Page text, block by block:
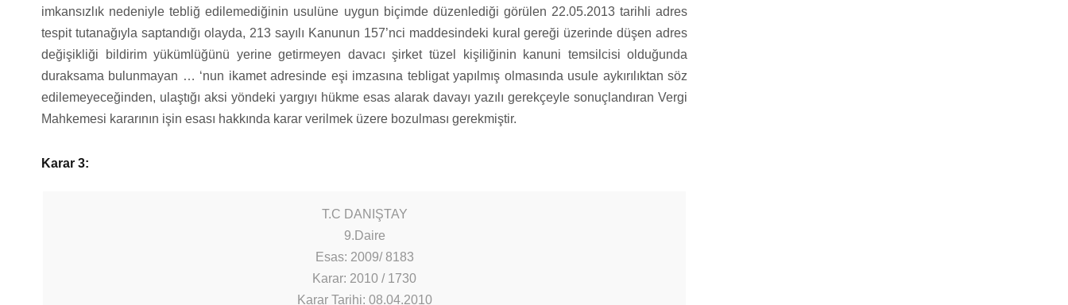
imkansızlık nedeniyle tebliğ edilemediğinin usulüne uygun biçimde düzenlediği görülen 22.05.2013 tarihli adres
tespit tutanağıyla saptandığı olayda, 213 sayılı Kanunun 157’nci maddesindeki kural gereği üzerinde düşen adres
değişikliği bildirim yükümlüğünü yerine getirmeyen davacı şirket tüzel kişiliğinin kanuni temsilcisi olduğunda
duraksama bulunmayan … ‘nun ikamet adresinde eşi imzasına tebligat yapılmış olmasında usule aykırılıktan söz
edilemeyeceğinden, ulaştığı aksi yöndeki yargıyı hükme esas alarak davayı yazılı gerekçeyle sonuçlandıran Vergi
Mahkemesi kararının işin esası hakkında karar verilmek üzere bozulması gerekmiştir.
Karar 3:
T.C DANIŞTAY
9.Daire
Esas: 2009/ 8183
Karar: 2010 / 1730
Karar Tarihi: 08.04.2010